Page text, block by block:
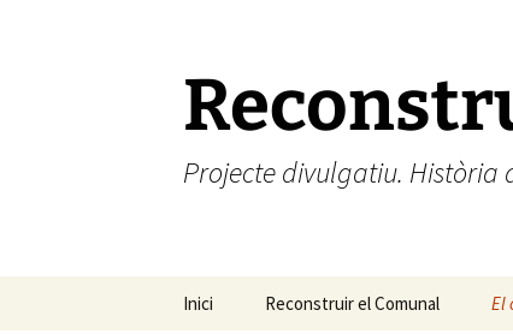
Projecte divulgatiu.
Inici Reconstruir el Comunal El